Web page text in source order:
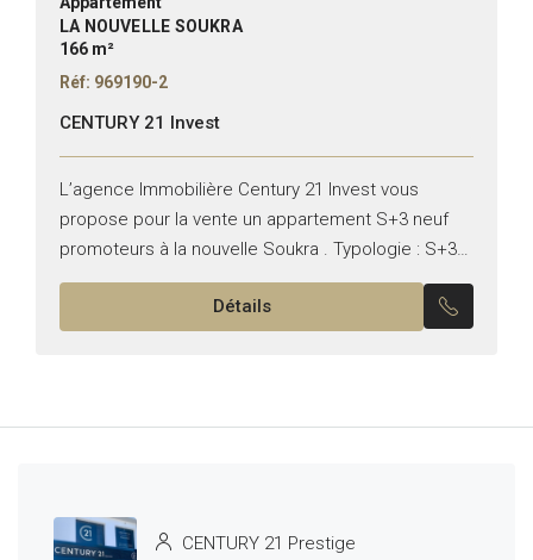
LA NOUVELLE SOUKRA
166 m²
Réf: 969190-2
CENTURY 21 Invest
L’agence Immobilière Century 21 Invest vous
propose pour la vente un appartement S+3 neuf
promoteurs à la nouvelle Soukra . Typologie : S+3
Superficie : 166 m² Il se compose de :...
Détails
CENTURY 21 Prestige